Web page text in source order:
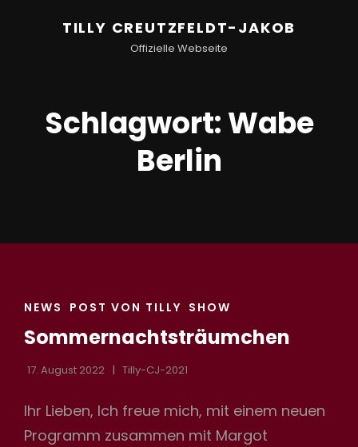
TILLY CREUTZFELDT-JAKOB
Offizielle Webseite
Schlagwort:Wabe
Berlin
CAT
NEWS POST VON TILLY SHOW
Sommernachtsträumchen
17. August 2022 Tilly-CJ-2021
Ihr Lieben, Ich freue mich, mit einem neuen
Programm zusammen mit Margot